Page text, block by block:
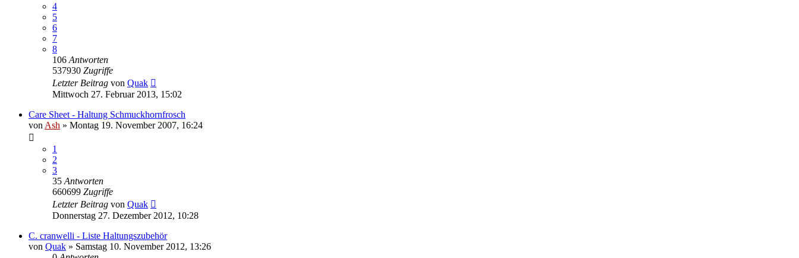
4
5
6
7
8
106 Antworten
537930 Zugriffe
Letzter Beitrag von Quak
Mittwoch 27. Februar 2013, 15:02
Care Sheet - Haltung Schmuckhornfrosch
von Ash » Montag 19. November 2007, 16:24
1
2
3
35 Antworten
660699 Zugriffe
Letzter Beitrag von Quak
Donnerstag 27. Dezember 2012, 10:28
C. cranwelli - Liste Haltungszubehör
von Quak » Samstag 10. November 2012, 13:26